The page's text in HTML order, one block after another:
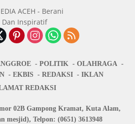
POLITIK
OLAHRAGA
EKBIS REDAKSI
IKLAN
REDAKSI
02B Gampong Kramat, Kuta Alam,
mesjid), Telpon: (0651) 3613948